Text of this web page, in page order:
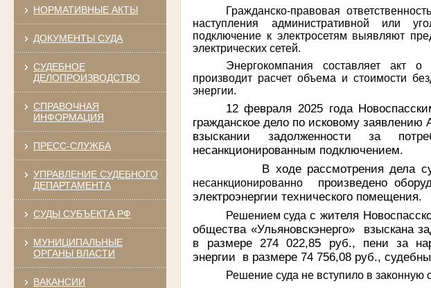
НОРМАТИВНЫЕ АКТЫ
ДОКУМЕНТЫ СУДА
СУДЕБНОЕ
ДЕЛОПРОИЗВОДСТВО
СПРАВОЧНАЯ
ИНФОРМАЦИЯ
ПРЕСС-СЛУЖБА
УПРАВЛЕНИЕ СУДЕБНОГО
ДЕПАРТАМЕНТА
СУДЫ СУБЪЕКТА РФ
МУНИЦИПАЛЬНЫЕ
ОРГАНЫ ВЛАСТИ
ВАКАНСИИ
Гражданско-правовая
наступления административной или
подключение к электросетям выявляют
электрических сетей.
Энергокомпания составляет акт о
производит расчет объема и стоимости
энергии.
12 февраля 2025 года
гражданское дело по исковому заявлению
взыскании задолженности за
несанкционированным подключением.
В ходе рассмотрения дела
несанкционированно произведено
электроэнергии технического помещения.
Решением судас жителя
общества «Ульяновскэнерго»
взыскана
в размере 274 022,85 руб., пени за
энергии
в размере 74 756,08 руб.,
Решение суда не вступило в законную